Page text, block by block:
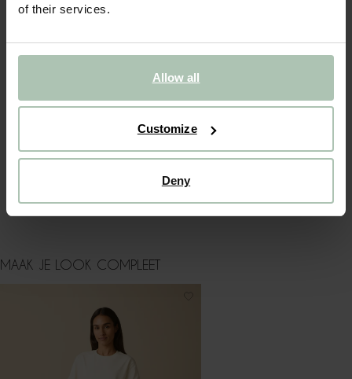
of their services.
Allow all
Customize
Deny
ALLES OVER DIT PRODUCT
WASVOORSCHRIFT
MAAK JE LOOK COMPLEET